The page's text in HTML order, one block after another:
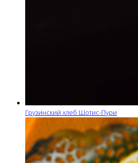
Грузинский хлеб Шотис-Пури